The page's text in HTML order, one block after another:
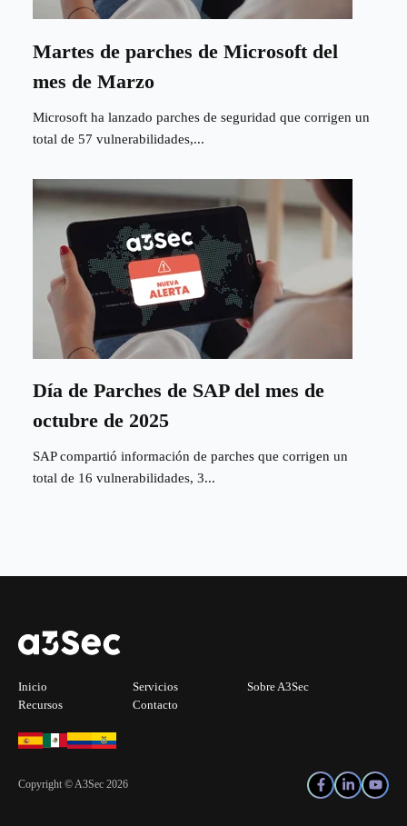
Martes de parches de Microsoft del
mes de Marzo
Microsoft ha lanzado parches de seguridad que corrigen un
total de 57 vulnerabilidades,...
Día de Parches de SAP del mes de
octubre de 2025
SAP compartió información de parches que corrigen un
total de 16 vulnerabilidades, 3...
Inicio Servicios
Sobre A3Sec
Recursos
Contacto
Copyright © A3Sec 2026